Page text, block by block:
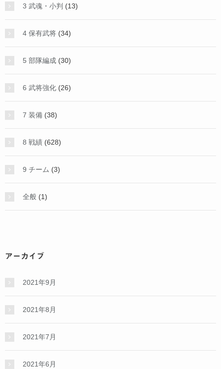
3 武魂・小判 (13)
4 保有武将 (34)
5 部隊編成 (30)
6 武将強化 (26)
7 装備 (38)
8 戦績 (628)
9 チーム (3)
全般 (1)
アーカイブ
2021年9月
2021年8月
2021年7月
2021年6月